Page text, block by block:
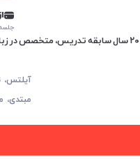
از
جلسه ۱
مبتدی،